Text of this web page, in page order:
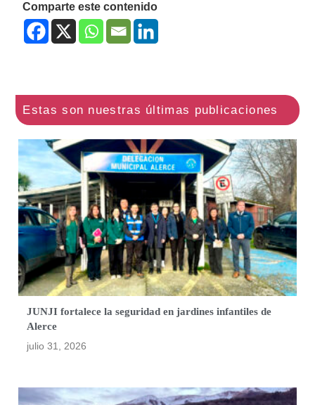
Comparte este contenido
JUNJI fortalece la seguridad en jardines infantiles de
Alerce
julio 31, 2026